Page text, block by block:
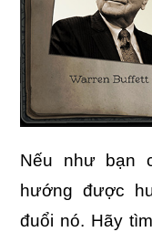
Nếu như bạn
hướng được
đuổi nó. Hãy